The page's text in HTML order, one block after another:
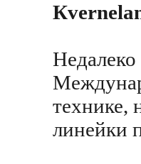
технике,
линейки